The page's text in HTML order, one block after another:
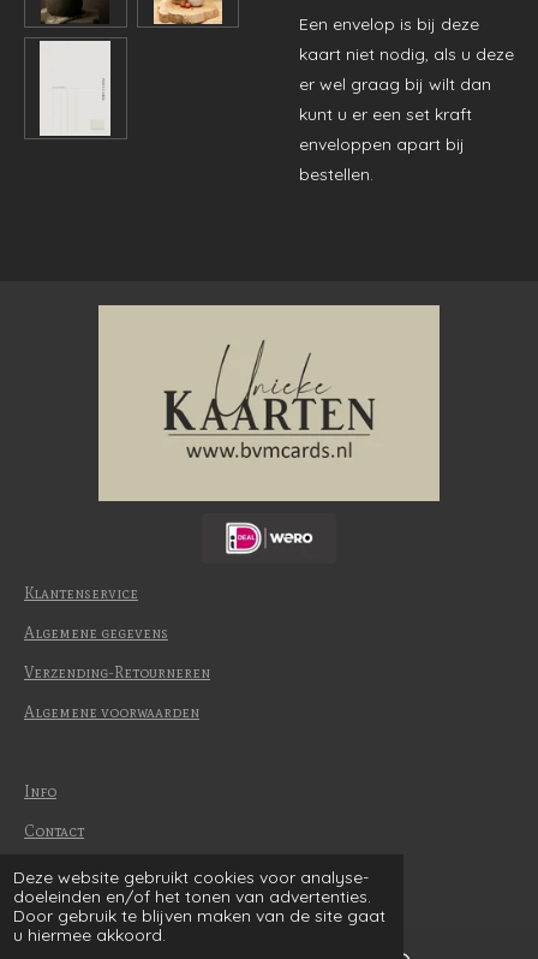
Deze website gebruikt cookies voor analyse-
doeleinden en/of het tonen van advertenties.
Door gebruik te blijven maken van de site gaat
u hiermee akkoord.
Een envelop is bij deze
kaart niet nodig, als u deze
er wel graag bij wilt dan
kunt u er een set kraft
enveloppen apart bij
bestellen.
Klantenservice
Algemene gegevens
Verzending-Retourneren
Algemene voorwaarden
Info
Contact
Betaalmethode
© 2022-2026 | BvM Cards